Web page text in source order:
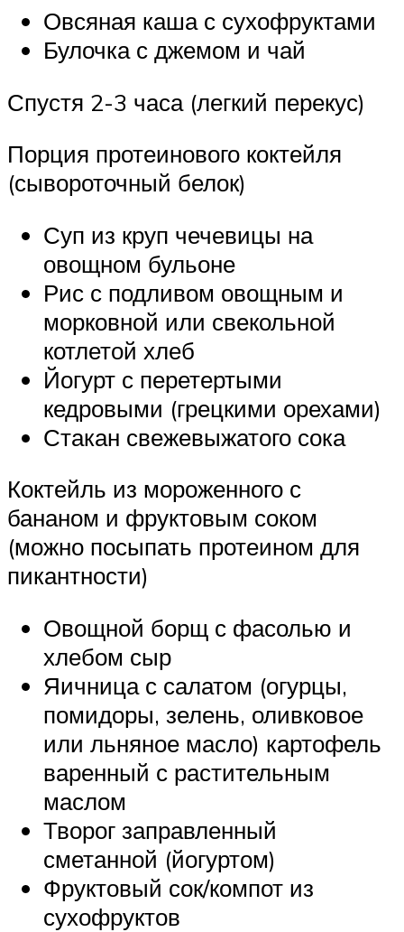
Овсяная каша с сухофруктами
Булочка с джемом и чай
Спустя 2-3 часа (легкий перекус)
Порция протеинового коктейля
(сывороточный белок)
Суп из круп чечевицы на
овощном бульоне
Рис с подливом овощным и
морковной или свекольной
котлетой хлеб
Йогурт с перетертыми
кедровыми (грецкими орехами)
Стакан свежевыжатого сока
Коктейль из мороженного с
бананом и фруктовым соком
(можно посыпать протеином для
пикантности)
Овощной борщ с фасолью и
хлебом сыр
Яичница с салатом (огурцы,
помидоры, зелень, оливковое
или льняное масло) картофель
варенный с растительным
маслом
Творог заправленный
сметанной (йогуртом)
Фруктовый сок/компот из
сухофруктов